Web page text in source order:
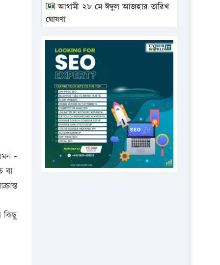
–
বা
কিছু
আগামী ২৮ মে ঈদুল আজহার তারিখ
ঘোষণা
ভ্রাম্যমাণ আদালতে দুইটি প্রতিষ্ঠানকে
প্রতিষ্ঠানকে ৪০হাজার টাকা জরিমানা।
এবার লঞ্চের ভাড়া বাড়ল
১৭ থেকে ২১ শতাংশ বিদ্যুতের দাম
বাড়ানোর প্রস্তাব পিডিবির
১৬ মে চাঁদপুর ও ২৫ মে ফেনী সফরে
যাবেন প্রধানমন্ত্রী
উচ্চশিক্ষায় গৌরবময় অর্জন: পূর্ণ
স্কলারশিপে যুক্তরাষ্ট্রে পিএইচডি করছেন